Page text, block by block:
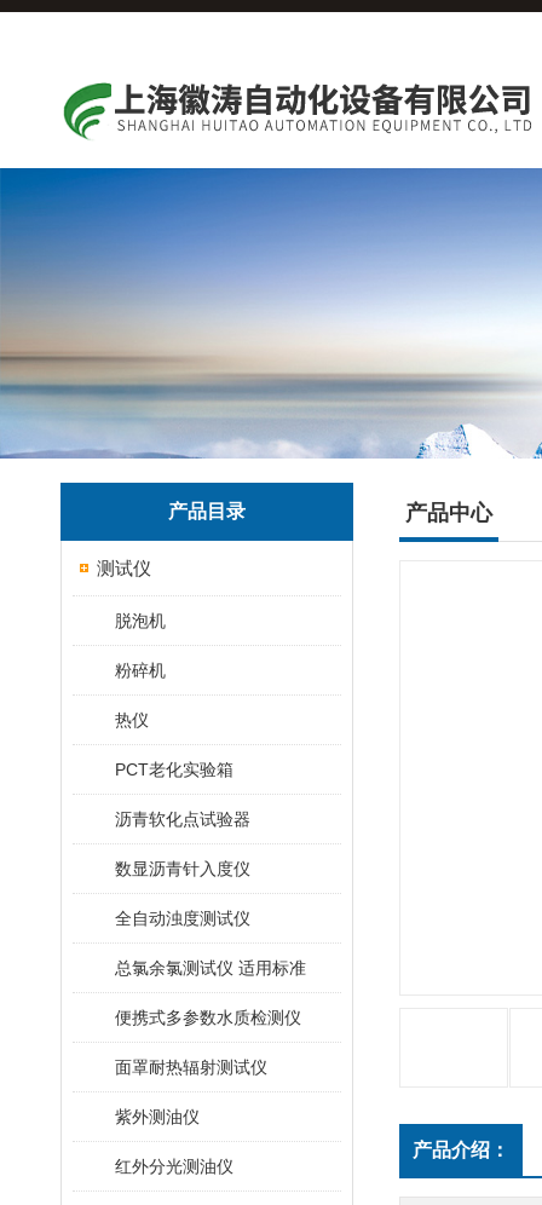
产品目录
测试仪
脱泡机
粉碎机
热仪
PCT老化实验箱
沥青软化点试验器
数显沥青针入度仪
全自动浊度测试仪
总氯余氯测试仪 适用标准
便携式多参数水质检测仪
面罩耐热辐射测试仪
紫外测油仪
红外分光测油仪
产品中心
产品介绍：